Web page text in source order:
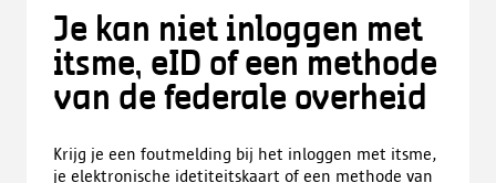
Je kan niet inloggen met
itsme, eID of een methode
van de federale overheid
Krijg je een foutmelding bij het inloggen met itsme,
je elektronische idetiteitskaart of een methode van